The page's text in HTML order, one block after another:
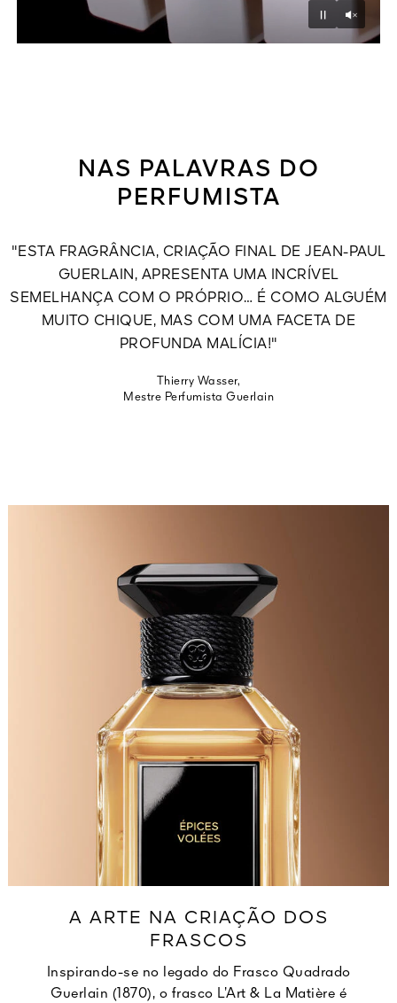
Pause
NAS PALAVRAS DO
PERFUMISTA
"ESTA FRAGRÂNCIA, CRIAÇÃO FINAL DE JEAN-PAUL
GUERLAIN, APRESENTA UMA INCRÍVEL
SEMELHANÇA COM O PRÓPRIO… É COMO ALGUÉM
MUITO CHIQUE, MAS COM UMA FACETA DE
PROFUNDA MALÍCIA!"
Thierry Wasser,
Mestre Perfumista Guerlain
A ARTE NA CRIAÇÃO DOS
FRASCOS
Inspirando-se no legado do Frasco Quadrado
Guerlain (1870), o frasco L’Art & La Matière é